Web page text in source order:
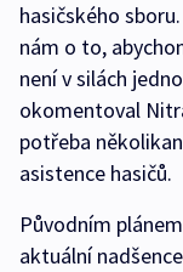
hasičského
nám o to,
není v silách
okomentoval
potřeba
asistence hasičů.
Původním
aktuální